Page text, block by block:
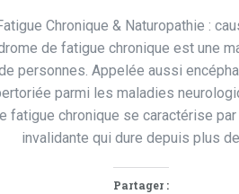
Chronique & Naturopathie :
de fatigue chronique est une
personnes. Appelée aussi
parmi les maladies
fatigue chronique se caractérise
invalidante qui dure depuis plus de
Partager :